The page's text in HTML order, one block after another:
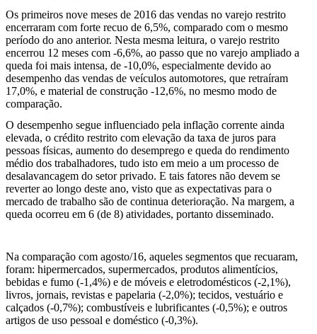
Os primeiros nove meses de 2016 das vendas no varejo restrito
encerraram com forte recuo de 6,5%, comparado com o mesmo
período do ano anterior. Nesta mesma leitura, o varejo restrito
encerrou 12 meses com -6,6%, ao passo que no varejo ampliado a
queda foi mais intensa, de -10,0%, especialmente devido ao
desempenho das vendas de veículos automotores, que retraíram
17,0%, e material de construção -12,6%, no mesmo modo de
comparação.
O desempenho segue influenciado pela inflação corrente ainda
elevada, o crédito restrito com elevação da taxa de juros para
pessoas físicas, aumento do desemprego e queda do rendimento
médio dos trabalhadores, tudo isto em meio a um processo de
desalavancagem do setor privado. E tais fatores não devem se
reverter ao longo deste ano, visto que as expectativas para o
mercado de trabalho são de continua deterioração. Na margem, a
queda ocorreu em 6 (de 8) atividades, portanto disseminado.
Na comparação com agosto/16, aqueles segmentos que recuaram,
foram: hipermercados, supermercados, produtos alimentícios,
bebidas e fumo (-1,4%) e de móveis e eletrodomésticos (-2,1%),
livros, jornais, revistas e papelaria (-2,0%); tecidos, vestuário e
calçados (-0,7%); combustíveis e lubrificantes (-0,5%); e outros
artigos de uso pessoal e doméstico (-0,3%).